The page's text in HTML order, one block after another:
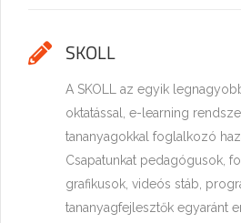
SKOLL
A SKOLL az egyik
oktatással, e-learning
tananyagokkal foglalkozó
Csapatunkat pedagógusok,
grafikusok, videós stáb,
tananyagfejlesztők egyaránt